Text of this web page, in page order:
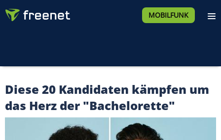
MOBILFUNK
Diese 20 Kandidaten kämpfen um
das Herz der "Bachelorette"